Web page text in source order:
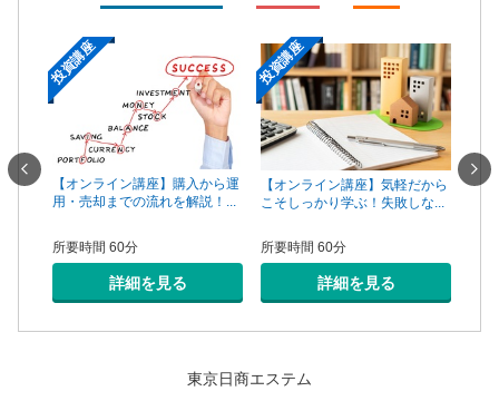
手は
投資講座
【オンライン講座】購入から運
用・売却までの流れを解説！...
所要時間 60分
詳細を見る
投資講座
【オンライン講座】気軽だから
こそしっかり学ぶ！失敗しな...
所要時間 60分
詳細を見る
【オ
東京日商エステム